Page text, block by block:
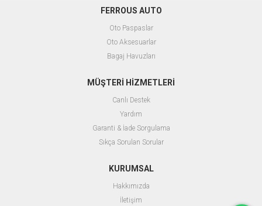
FERROUS AUTO
Oto Paspaslar
Oto Aksesuarlar
Bagaj Havuzları
MÜŞTERİ HİZMETLERİ
Canlı Destek
Yardım
Garanti & İade Sorgulama
Sıkça Sorulan Sorular
KURUMSAL
Hakkımızda
İletişim